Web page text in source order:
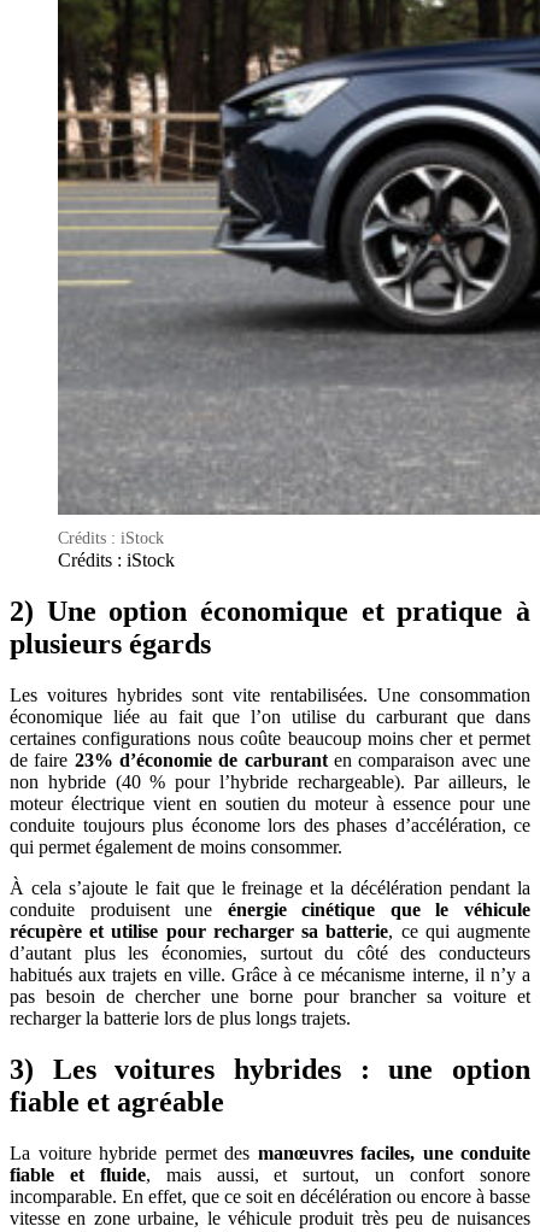
Crédits : iStock
Crédits : iStock
2) Une option économique et pratique à
plusieurs égards
Les voitures hybrides sont vite rentabilisées. Une consommation
économique liée au fait que l’on utilise du carburant que dans
certaines configurations nous coûte beaucoup moins cher et permet
de faire 23% d’économie de carburanten comparaison avec une
non hybride (40 % pour l’hybride rechargeable). Par ailleurs, le
moteur électrique vient en soutien du moteur à essence pour une
conduite toujours plus économe lors des phases d’accélération, ce
qui permet également de moins consommer.
À cela s’ajoute le fait que le freinage et la décélération pendant la
conduite produisent une énergie cinétique que le véhicule
récupère et utilise pour recharger sa batterie, ce qui augmente
d’autant plus les économies, surtout du côté des conducteurs
habitués aux trajets en ville. Grâce à ce mécanisme interne, il n’y a
pas besoin de chercher une borne pour brancher sa voiture et
recharger la batterie lors de plus longs trajets.
3) Les voitures hybrides : une option
fiable et agréable
La voiture hybride permet des manœuvres faciles, une conduite
fiable et fluide, mais aussi, et surtout, un confort sonore
incomparable. En effet, que ce soit en décélération ou encore à basse
vitesse en zone urbaine, le véhicule produit très peu de nuisances